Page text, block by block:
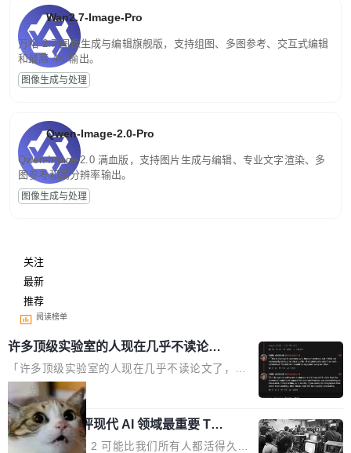
Wan2.7-Image-Pro
万相 2.7 图像生成与编辑旗舰版，支持组图、多图参考、交互式编辑
和最高 4K 输出。
图像生成与处理
Qwen-Image-2.0-Pro
Qwen-Image-2.0 满血版，支持图片生成与编辑、专业文字渲染、多
图参考和高分辨率输出。
图像生成与处理
关注
最新
推荐
阅读榜单
许多顶级实验室的人现在几乎不读论文
了
「许多顶级实验室的人现在几乎不读论文了，而
且他们认为 ICLR/ICML/NeurIPS 充斥着大量过
度宣传和欺诈。」 OpenAI 研究员 Keller Jorda
n 这条推文引发了广泛讨论。他不是在说风凉
话，他是说出了一个圈内人尽皆知但很少公开捅
局
xAI 前工程师评现代 AI 领域最重要 Top
3 开源项目
Flash Attention 2 可能比我们所有人都活得久。